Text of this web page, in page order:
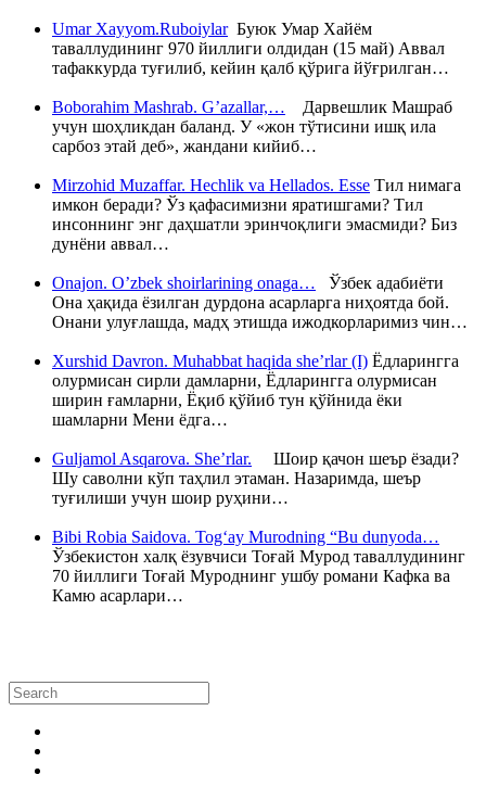
Umar Xayyom.RuboiylarБуюк Умар Хайём
таваллудининг 970 йиллиги олдидан (15 май) Аввал
тафаккурда туғилиб, кейин қалб қўрига йўғрилган…
Boborahim Mashrab. G’azallar,… Дарвешлик Машраб
учун шоҳликдан баланд. У «жон тўтисини ишқ ила
сарбоз этай деб», жандани кийиб…
Mirzohid Muzaffar. Hechlik va Hellados. Esse Тил нимага
имкон беради? Ўз қафасимизни яратишгами? Тил
инсоннинг энг даҳшатли эринчоқлиги эмасмиди? Биз
дунёни аввал…
Onajon. O’zbek shoirlarining onaga… Ўзбек адабиёти
Она ҳақида ёзилган дурдона асарларга ниҳоятда бой.
Онани улуғлашда, мадҳ этишда ижодкорларимиз чин…
Xurshid Davron. Muhabbat haqida she’rlar (I) Ёдларингга
олурмисан сирли дамларни, Ёдларингга олурмисан
ширин ғамларни, Ёқиб қўйиб тун қўйнида ёки
шамларни Мени ёдга…
Guljamol Asqarova. She’rlar. Шоир қачон шеър ёзади?
Шу саволни кўп таҳлил этаман. Назаримда, шеър
туғилиши учун шоир руҳини…
Bibi Robia Saidova. Tog‘ay Murodning “Bu dunyoda…
Ўзбекистон халқ ёзувчиси Тоғай Мурод таваллудининг
70 йиллиги Тоғай Муроднинг ушбу романи Кафка ва
Камю асарлари…